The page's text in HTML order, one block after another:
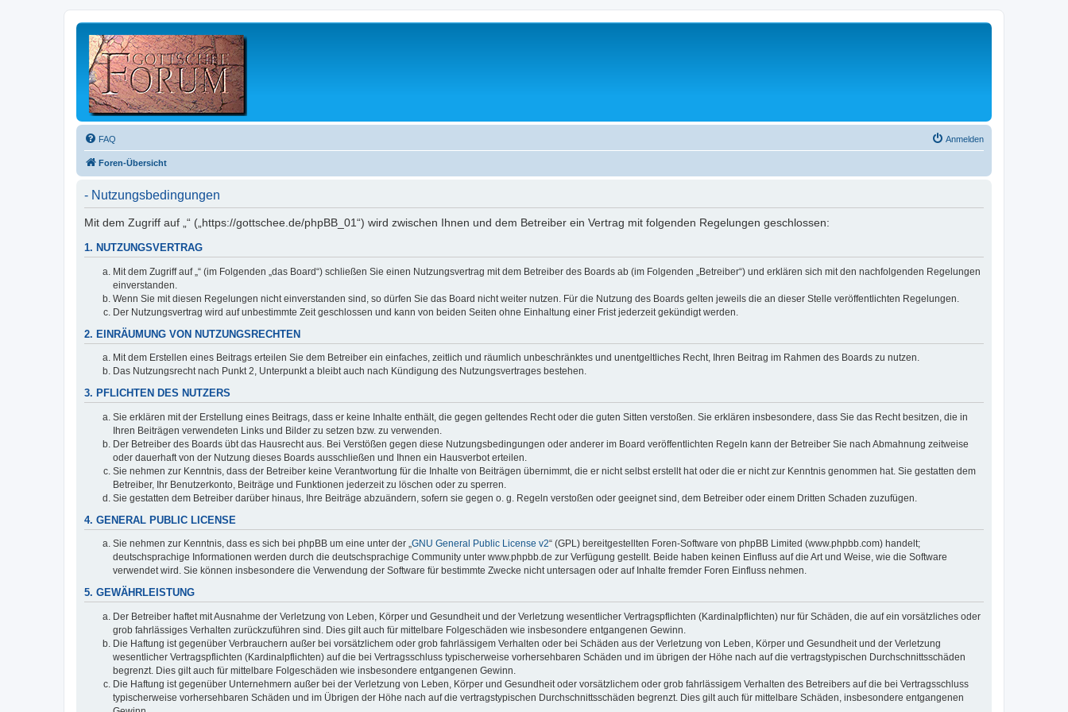
FAQ Anmelden
Foren-Übersicht
- Nutzungsbedingungen
Mit dem Zugriff auf „“ („https://gottschee.de/phpBB_01“) wird zwischen Ihnen und dem Betreiber ein Vertrag mit folgenden Regelungen geschlossen:
1. NUTZUNGSVERTRAG
Mit dem Zugriff auf „“ (im Folgenden „das Board“) schließen Sie einen Nutzungsvertrag mit dem Betreiber des Boards ab (im Folgenden „Betreiber“) und erklären sich mit den nachfolgenden Regelungen
einverstanden.
Wenn Sie mit diesen Regelungen nicht einverstanden sind, so dürfen Sie das Board nicht weiter nutzen. Für die Nutzung des Boards gelten jeweils die an dieser Stelle veröffentlichten Regelungen.
Der Nutzungsvertrag wird auf unbestimmte Zeit geschlossen und kann von beiden Seiten ohne Einhaltung einer Frist jederzeit gekündigt werden.
2. EINRÄUMUNG VON NUTZUNGSRECHTEN
Mit dem Erstellen eines Beitrags erteilen Sie dem Betreiber ein einfaches, zeitlich und räumlich unbeschränktes und unentgeltliches Recht, Ihren Beitrag im Rahmen des Boards zu nutzen.
Das Nutzungsrecht nach Punkt 2, Unterpunkt a bleibt auch nach Kündigung des Nutzungsvertrages bestehen.
3. PFLICHTEN DES NUTZERS
Sie erklären mit der Erstellung eines Beitrags, dass er keine Inhalte enthält, die gegen geltendes Recht oder die guten Sitten verstoßen. Sie erklären insbesondere, dass Sie das Recht besitzen, die in
Ihren Beiträgen verwendeten Links und Bilder zu setzen bzw. zu verwenden.
Der Betreiber des Boards übt das Hausrecht aus. Bei Verstößen gegen diese Nutzungsbedingungen oder anderer im Board veröffentlichten Regeln kann der Betreiber Sie nach Abmahnung zeitweise
oder dauerhaft von der Nutzung dieses Boards ausschließen und Ihnen ein Hausverbot erteilen.
Sie nehmen zur Kenntnis, dass der Betreiber keine Verantwortung für die Inhalte von Beiträgen übernimmt, die er nicht selbst erstellt hat oder die er nicht zur Kenntnis genommen hat. Sie gestatten dem
Betreiber, Ihr Benutzerkonto, Beiträge und Funktionen jederzeit zu löschen oder zu sperren.
Sie gestatten dem Betreiber darüber hinaus, Ihre Beiträge abzuändern, sofern sie gegen o. g. Regeln verstoßen oder geeignet sind, dem Betreiber oder einem Dritten Schaden zuzufügen.
4. GENERAL PUBLIC LICENSE
Sie nehmen zur Kenntnis, dass es sich bei phpBB um eine unter der „GNU General Public License v2“ (GPL) bereitgestellten Foren-Software von phpBB Limited (www.phpbb.com) handelt;
deutschsprachige Informationen werden durch die deutschsprachige Community unter www.phpbb.de zur Verfügung gestellt. Beide haben keinen Einfluss auf die Art und Weise, wie die Software
verwendet wird. Sie können insbesondere die Verwendung der Software für bestimmte Zwecke nicht untersagen oder auf Inhalte fremder Foren Einfluss nehmen.
5. GEWÄHRLEISTUNG
Der Betreiber haftet mit Ausnahme der Verletzung von Leben, Körper und Gesundheit und der Verletzung wesentlicher Vertragspflichten (Kardinalpflichten) nur für Schäden, die auf ein vorsätzliches oder
grob fahrlässiges Verhalten zurückzuführen sind. Dies gilt auch für mittelbare Folgeschäden wie insbesondere entgangenen Gewinn.
Die Haftung ist gegenüber Verbrauchern außer bei vorsätzlichem oder grob fahrlässigem Verhalten oder bei Schäden aus der Verletzung von Leben, Körper und Gesundheit und der Verletzung
wesentlicher Vertragspflichten (Kardinalpflichten) auf die bei Vertragsschluss typischerweise vorhersehbaren Schäden und im übrigen der Höhe nach auf die vertragstypischen Durchschnittsschäden
begrenzt. Dies gilt auch für mittelbare Folgeschäden wie insbesondere entgangenen Gewinn.
Die Haftung ist gegenüber Unternehmern außer bei der Verletzung von Leben, Körper und Gesundheit oder vorsätzlichem oder grob fahrlässigem Verhalten des Betreibers auf die bei Vertragsschluss
typischerweise vorhersehbaren Schäden und im Übrigen der Höhe nach auf die vertragstypischen Durchschnittsschäden begrenzt. Dies gilt auch für mittelbare Schäden, insbesondere entgangenen